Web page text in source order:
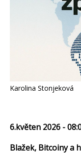
Karolina Stonjeková
6.květen 2026 -
Blažek, Bitcoiny a